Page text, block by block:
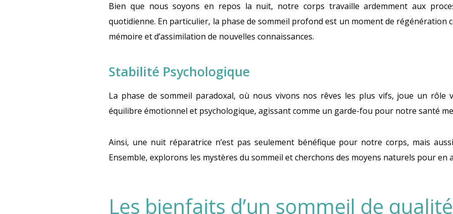
Bien que nous soyons en repos la nuit, notre corps travaille ardemment aux
quotidienne. En particulier, la phase de sommeil profond est un moment de régénération
mémoire et d’assimilation de nouvelles connaissances.
Stabilité Psychologique
La phase de sommeil paradoxal, où nous vivons nos rêves les plus vifs, joue un rôle
équilibre émotionnel et psychologique, agissant comme un garde-fou pour notre santé
Ainsi, une nuit réparatrice n’est pas seulement bénéfique pour notre corps, mais
Ensemble, explorons les mystères du sommeil et cherchons des moyens naturels pour en
Les bienfaits d’un sommeil de qualité